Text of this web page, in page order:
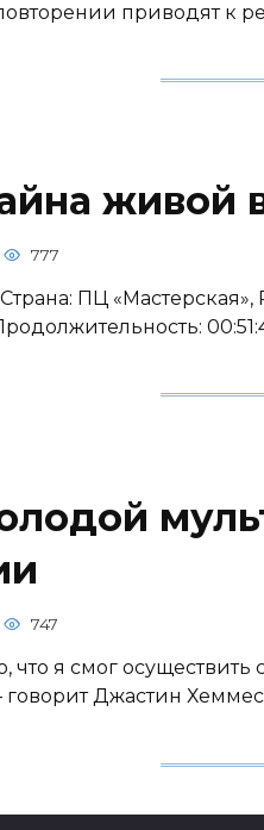
приводят к
живой
777
ПЦ
747
что я смог
говорит Джастин